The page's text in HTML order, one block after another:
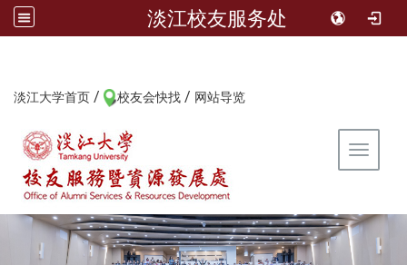
淡江校友服务处
淡江大学首页 / 校友会快找 / 网站导览
Toggle